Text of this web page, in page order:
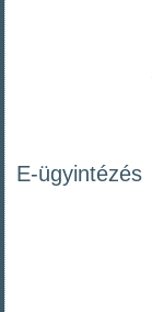
E-ügyintézés